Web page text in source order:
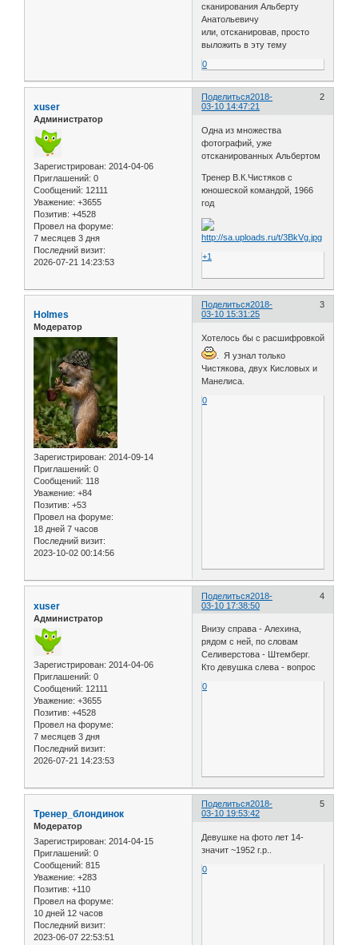
сканирования Альберту
Анатольевичу
или, отсканировав, просто
выложить в эту тему
0
Поделиться 2
2018-
03-10 14:47:21
xuser
Администратор
Зарегистрирован: 2014-04-06
Приглашений: 0
Сообщений: 12111
Уважение: +3655
Позитив: +4528
Провел на форуме:
7 месяцев 3 дня
Последний визит:
2026-07-21 14:23:53
Одна из множества
фотографий, уже
отсканированных Альбертом
Тренер В.К.Чистяков с
юношеской командой, 1966
год
+1
Поделиться 3
2018-
03-10 15:31:25
Holmes
Модератор
Зарегистрирован: 2014-09-14
Приглашений: 0
Сообщений: 118
Уважение: +84
Позитив: +53
Провел на форуме:
18 дней 7 часов
Последний визит:
2023-10-02 00:14:56
Хотелось бы с расшифровкой
. Я узнал только
Чистякова, двух Кисловых и
Манелиса.
0
Поделиться 4
2018-
03-10 17:38:50
xuser
Администратор
Зарегистрирован: 2014-04-06
Приглашений: 0
Сообщений: 12111
Уважение: +3655
Позитив: +4528
Провел на форуме:
7 месяцев 3 дня
Последний визит:
2026-07-21 14:23:53
Внизу справа - Алехина,
рядом с ней, по словам
Селиверстова - Штемберг.
Кто девушка слева - вопрос
0
Поделиться 5
2018-
03-10 19:53:42
Тренер_блондинок
Модератор
Зарегистрирован: 2014-04-15
Приглашений: 0
Сообщений: 815
Уважение: +283
Позитив: +110
Провел на форуме:
10 дней 12 часов
Последний визит:
2023-06-07 22:53:51
Девушке на фото лет 14-
значит ~1952 г.р..
0